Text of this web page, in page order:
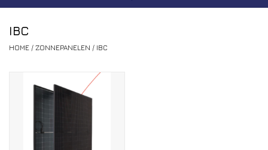
Kabels en Stekkers
Installatie
Gereedschap
IBC
HOME / ZONNEPANELEN / IBC